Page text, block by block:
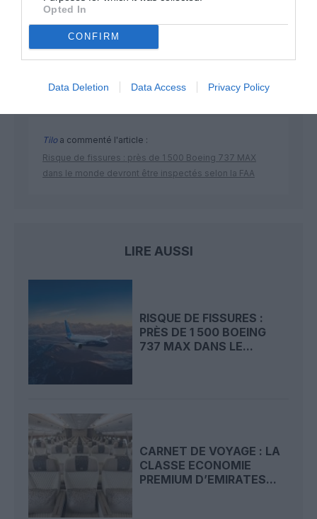
Opted In
CONFIRM
Data Deletion Data Access Privacy Policy
aérien vers l’Amérique latine
Tiloa commenté l'article :
Risque de fissures : près de 1 500 Boeing 737 MAX
dans le monde devront être inspectés selon la FAA
LIRE AUSSI
RISQUE DE FISSURES :
PRÈS DE 1 500 BOEING
737 MAX DANS LE...
CARNET DE VOYAGE : LA
CLASSE ECONOMIE
PREMIUM D’EMIRATES...